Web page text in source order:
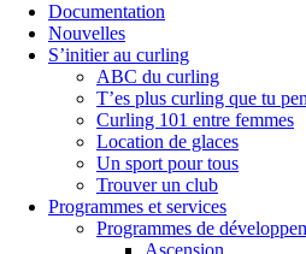
Documentation
Nouvelles
S’initier au curling
ABC du curling
T’es plus curling que tu
Curling 101 entre femmes
Location de glaces
Un sport pour tous
Trouver un club
Programmes et services
Programmes de
Ascension